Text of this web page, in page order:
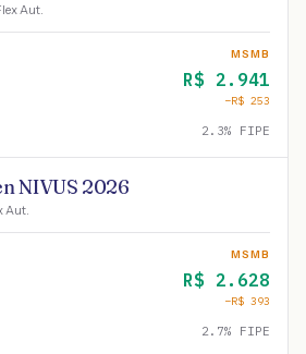
Aut.
MSMB
R$ 2.941
−R$ 253
2.3% FIPE
NIVUS 2026
Aut.
MSMB
R$ 2.628
−R$ 393
2.7% FIPE